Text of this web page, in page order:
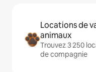
Locations de
animaux
Trouvez 3 250
de compagnie